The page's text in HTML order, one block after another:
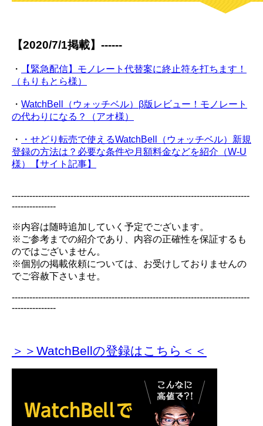
【2020/7/1掲載】------
・
【緊急配信】モノレート代替案に終止符を打ちます！
（もりもとら様）
・ WatchBell（ウォッチベル）β版レビュー！モノレート
の代わりになる？（アオ様）
・
・せどり転売で使えるWatchBell（ウォッチベル）新規
登録の方法は？必要な条件や月額料金などを紹介（W-U
様）【サイト記事】
---------------------------------------------------------------------------------
---------------
※内容は随時追加していく予定でございます。
※ご参考までの紹介であり、内容の正確性を保証するも
のではございません。
※個別の掲載依頼については、お受けしておりませんの
でご容赦下さいませ。
---------------------------------------------------------------------------------
---------------
＞＞WatchBellの登録はこちら＜＜